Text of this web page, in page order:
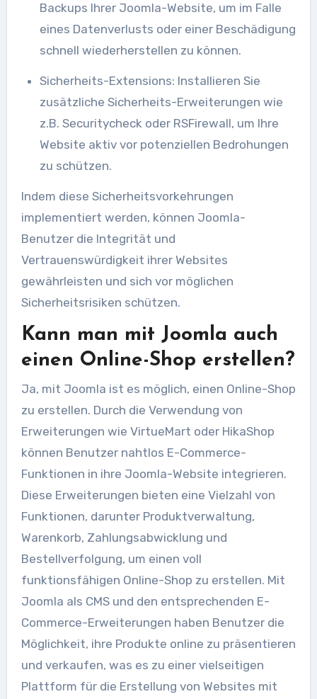
Backups Ihrer Joomla-Website, um im Falle
eines Datenverlusts oder einer Beschädigung
schnell wiederherstellen zu können.
Sicherheits-Extensions: Installieren Sie
zusätzliche Sicherheits-Erweiterungen wie
z.B. Securitycheck oder RSFirewall, um Ihre
Website aktiv vor potenziellen Bedrohungen
zu schützen.
Indem diese Sicherheitsvorkehrungen
implementiert werden, können Joomla-
Benutzer die Integrität und
Vertrauenswürdigkeit ihrer Websites
gewährleisten und sich vor möglichen
Sicherheitsrisiken schützen.
Kann man mit Joomla auch
einen Online-Shop erstellen?
Ja, mit Joomla ist es möglich, einen Online-Shop
zu erstellen. Durch die Verwendung von
Erweiterungen wie VirtueMart oder HikaShop
können Benutzer nahtlos E-Commerce-
Funktionen in ihre Joomla-Website integrieren.
Diese Erweiterungen bieten eine Vielzahl von
Funktionen, darunter Produktverwaltung,
Warenkorb, Zahlungsabwicklung und
Bestellverfolgung, um einen voll
funktionsfähigen Online-Shop zu erstellen. Mit
Joomla als CMS und den entsprechenden E-
Commerce-Erweiterungen haben Benutzer die
Möglichkeit, ihre Produkte online zu präsentieren
und verkaufen, was es zu einer vielseitigen
Plattform für die Erstellung von Websites mit